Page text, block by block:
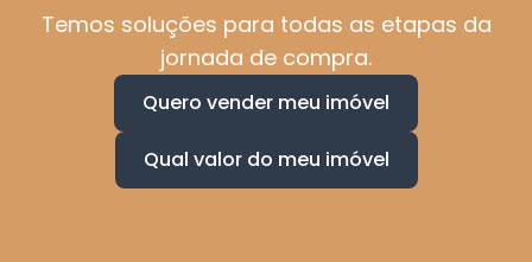
Temos soluções para todas as etapas da
jornada de compra.
Quero vender meu imóvel
Qual valor do meu imóvel